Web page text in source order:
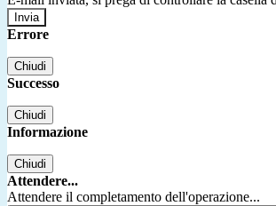
Errore
Chiudi
Successo
Chiudi
Informazione
Chiudi
Attendere...
Attendere il completamento dell'operazione...